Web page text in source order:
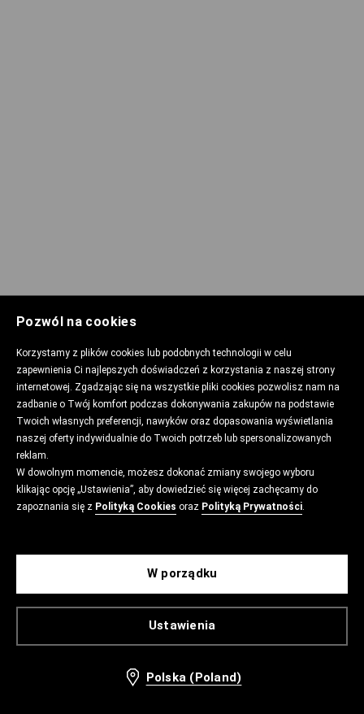
Pozwól na cookies
Korzystamy z plików cookies lub podobnych technologii w celu
zapewnienia Ci najlepszych doświadczeń z korzystania z naszej strony
internetowej. Zgadzając się na wszystkie pliki cookies pozwolisz nam na
zadbanie o Twój komfort podczas dokonywania zakupów na podstawie
Twoich własnych preferencji, nawyków oraz dopasowania wyświetlania
naszej oferty indywidualnie do Twoich potrzeb lub spersonalizowanych
reklam.
W dowolnym momencie, możesz dokonać zmiany swojego wyboru
klikając opcję „Ustawienia”, aby dowiedzieć się więcej zachęcamy do
zapoznania się z Polityką Cookies oraz Polityką Prywatności.
Ustawienia
W porządku
Polska (Poland)